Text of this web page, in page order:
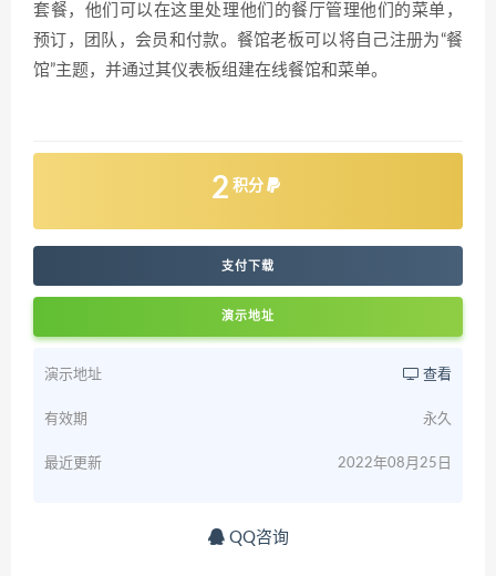
套餐，他们可以在这里处理他们的餐厅管理他们的菜单，
预订，团队，会员和付款。餐馆老板可以将自己注册为“餐
馆”主题，并通过其仪表板组建在线餐馆和菜单。
2 积分
支付下载
演示地址
演示地址 查看
有效期 永久
最近更新 2022年08月25日
QQ咨询